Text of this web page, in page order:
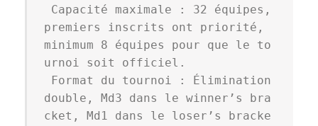
premiers inscrits ont priorité,
minimum 8 équipes pour que le to
urnoi soit officiel.
double, Md3 dans le winner’s bra
cket, Md1 dans le loser’s bracke